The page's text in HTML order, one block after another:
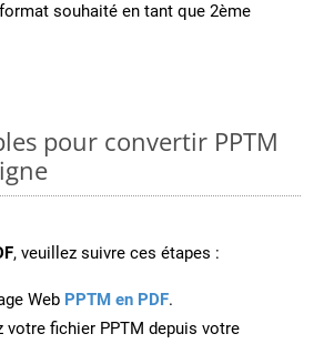
souhaité en tant que 2ème
pour convertir PPTM
, veuillez suivre ces étapes :
Web PPTM en PDF.
votre fichier PPTM depuis votre